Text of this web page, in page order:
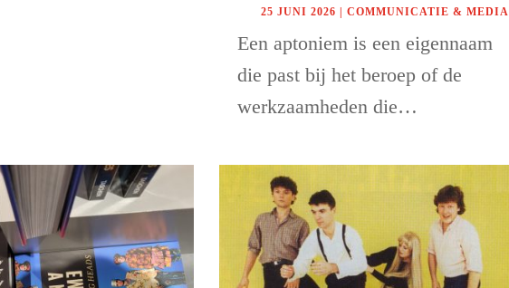
25 JUNI 2026 |COMMUNICATIE & MEDIA
Een aptoniem is een eigennaam
die past bij het beroep of de
werkzaamheden die…